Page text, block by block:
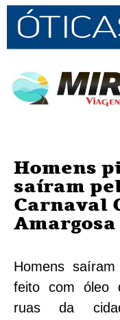
Homens
saíram
Carnaval
Amargosa
Homens
feito com óleo
ruas da